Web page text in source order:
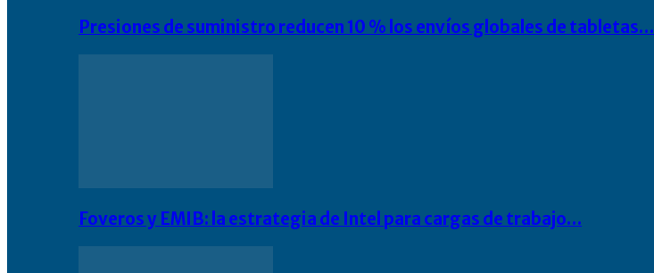
Presiones de suministro reducen 10 % los envíos globales de tabletas…
Foveros y EMIB: la estrategia de Intel para cargas de trabajo…